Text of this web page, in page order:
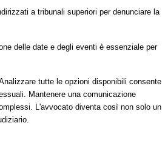
a tribunali superiori per denunciare la
delle date e degli eventi è essenziale per
tutte le opzioni disponibili consente
Mantenere una comunicazione
L'avvocato diventa così non solo un